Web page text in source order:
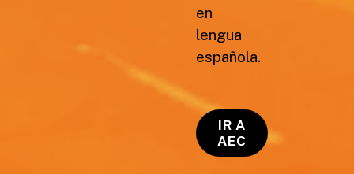
en
lengua
española.
IR A
AEC